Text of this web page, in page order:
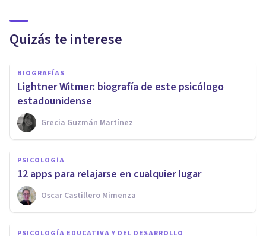
Quizás te interese
BIOGRAFÍAS
Lightner Witmer: biografía de este psicólogo
estadounidense
Grecia Guzmán Martínez
PSICOLOGÍA
12 apps para relajarse en cualquier lugar
Oscar Castillero Mimenza
PSICOLOGÍA EDUCATIVA Y DEL DESARROLLO